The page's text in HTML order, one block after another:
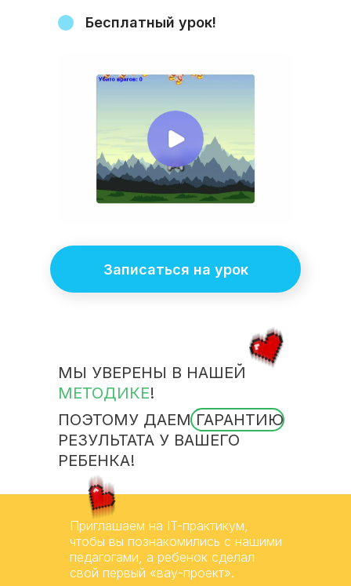
Бесплатный урок!
Записаться на урок
Приглашаем на IT-практикум,
чтобы вы познакомились с нашими
педагогами, а ребенок сделал
свой первый «вау-проект».
МЫ УВЕРЕНЫ В НАШЕЙ
МЕТОДИКЕ!
ПОЭТОМУ ДАЕМ ГАРАНТИЮ
РЕЗУЛЬТАТА У ВАШЕГО
РЕБЕНКА!